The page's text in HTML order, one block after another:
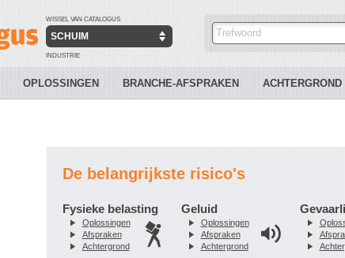
WISSEL VAN CATALOGUS
SCHUIM
INDUSTRIE
OPLOSSINGEN BRANCHE-AFSPRAKEN ACHTERGROND
De belangrijkste risico's
Fysieke belasting
Oplossingen
Afspraken
Achtergrond
Geluid
Oplossingen
Afspraken
Achtergrond